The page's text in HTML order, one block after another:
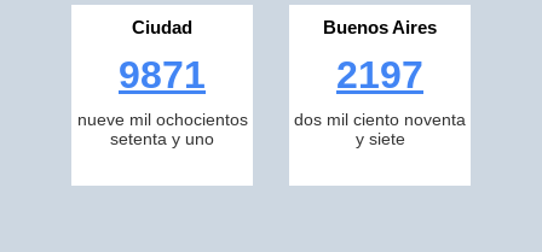
Ciudad
9871
nueve mil ochocientos
setenta y uno
Buenos Aires
2197
dos mil ciento noventa
y siete